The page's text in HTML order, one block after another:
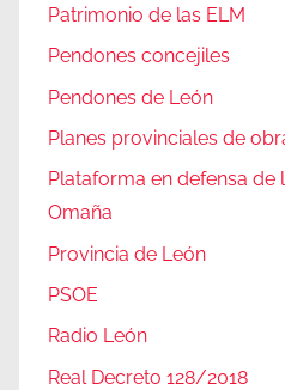
Patrimonio de las ELM
Pendones concejiles
Pendones de León
Planes provinciales de
Plataforma en defensa de
Omaña
Provincia de León
PSOE
Radio León
Real Decreto 128/2018